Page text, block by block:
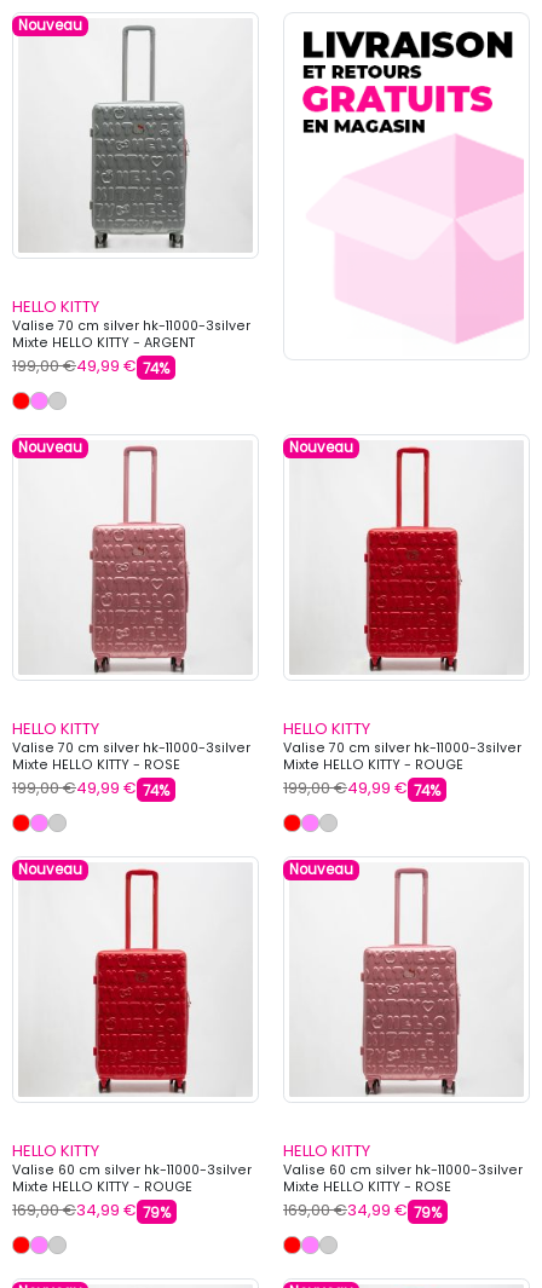
Nouveau
HELLO KITTY
Valise 70 cm silver hk-11000-3silver
Mixte HELLO KITTY - ARGENT
199,00 €49,99 € 74%
Nouveau
HELLO KITTY
Valise 70 cm silver hk-11000-3silver
Mixte HELLO KITTY - ROSE
199,00 €49,99 € 74%
Nouveau
HELLO KITTY
Valise 70 cm silver hk-11000-3silver
Mixte HELLO KITTY - ROUGE
199,00 €49,99 € 74%
Nouveau
HELLO KITTY
Valise 60 cm silver hk-11000-3silver
Mixte HELLO KITTY - ROUGE
169,00 €34,99 € 79%
Nouveau
HELLO KITTY
Valise 60 cm silver hk-11000-3silver
Mixte HELLO KITTY - ROSE
169,00 €34,99 € 79%